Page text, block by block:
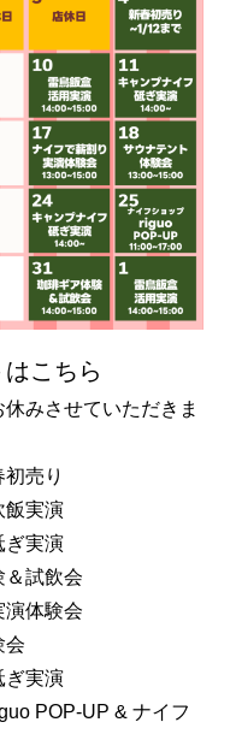
こちら
みさせていただきま
売り
飯実演
ぎ実演
試飲会
体験会
会
ぎ実演
POP-UP & ナイフ